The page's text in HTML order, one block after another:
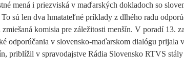
mená i priezviská v maďarských dokladoch so
sú len dva hmatateľné príklady z dlhého radu
komisia pre záležitosti menšín. V poradí 13.
odporúčania v slovensko-maďarskom dialógu prijala
priblížil v spravodajstve Rádia Slovensko RTVS